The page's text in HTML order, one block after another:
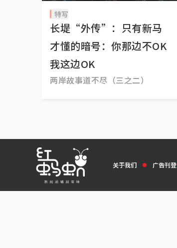
特写
长堤“外传”：只有新马
才懂的暗号：你那边不OK
我这边OK
两岸故事道不尽（三之二）
关于我们 广告刊登